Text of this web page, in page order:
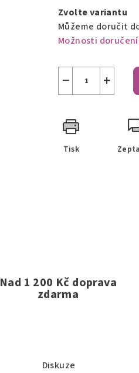
cena:
Zvolte variantu
Můžeme doručit
Možnosti doručení
+
−
Tisk
Nad 1 200 Kč doprava
zdarma
Diskuze